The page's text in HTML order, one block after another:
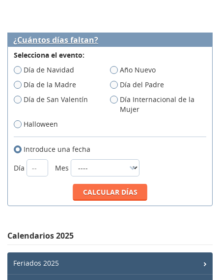
¿Cuántos días faltan?
Selecciona el evento:
Día de Navidad
Año Nuevo
Día de la Madre
Día del Padre
Día de San Valentín
Día Internacional de la
Mujer
Halloween
Introduce una fecha
Día
Mes
Calendarios 2025
Feriados 2025